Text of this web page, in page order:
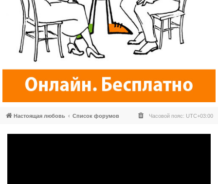
Настоящая любовь Список форумов Часовой пояс: UTC+03:00